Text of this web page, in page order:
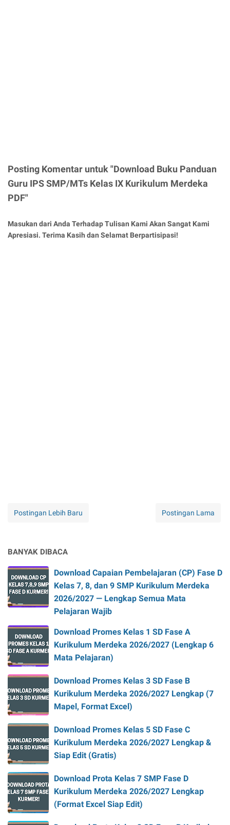
Posting Komentar untuk "Download Buku Panduan
Guru IPS SMP/MTs Kelas IX Kurikulum Merdeka
PDF"
Masukan dari Anda Terhadap Tulisan Kami Akan Sangat Kami
Apresiasi. Terima Kasih dan Selamat Berpartisipasi!
Postingan Lebih Baru Postingan Lama
BANYAK DIBACA
Download Capaian Pembelajaran (CP) Fase D
Kelas 7, 8, dan 9 SMP Kurikulum Merdeka
2026/2027 — Lengkap Semua Mata
Pelajaran Wajib
Download Promes Kelas 1 SD Fase A
Kurikulum Merdeka 2026/2027 (Lengkap 6
Mata Pelajaran)
Download Promes Kelas 3 SD Fase B
Kurikulum Merdeka 2026/2027 Lengkap (7
Mapel, Format Excel)
Download Promes Kelas 5 SD Fase C
Kurikulum Merdeka 2026/2027 Lengkap &
Siap Edit (Gratis)
Download Prota Kelas 7 SMP Fase D
Kurikulum Merdeka 2026/2027 Lengkap
(Format Excel Siap Edit)